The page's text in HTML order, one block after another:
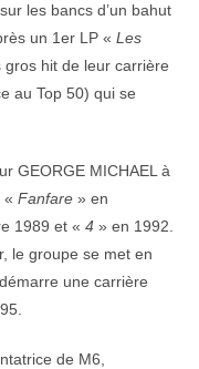
les bancs d’un bahut
un 1er LP «Les
hit de leur carrière
au Top 50) qui se
GEORGE MICHAEL à
«Fanfare » en
1989 et «4 » en 1992.
le groupe se met en
une carrière
de M6,